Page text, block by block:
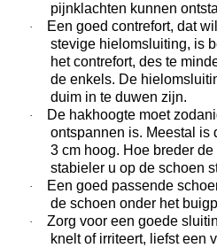
pijnklachten kunnen
·
Een goed contrefort, dat
stevige hielomsluiting, is
het contrefort, des te
de enkels. De
duim in te duwen zijn.
·
De hakhoogte moet
ontspannen is. Meestal is
3 cm hoog. Hoe breder
stabieler u op de schoen
·
Een goed passende
de schoen onder het
·
Zorg voor een goede
knelt of irriteert, liefst een